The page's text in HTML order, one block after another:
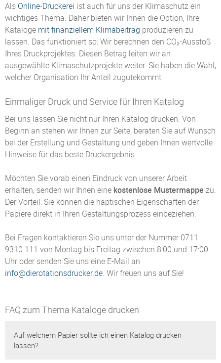
Als Online-Druckerei ist auch für uns der Klimaschutz ein
wichtiges Thema. Daher bieten wir Ihnen die Option, Ihre
Kataloge mit finanziellem Klimabeitrag produzieren zu
lassen. Das funktioniert so: Wir berechnen den CO₂-Ausstoß
Ihres Druckprojektes. Diesen Betrag leiten wir an
ausgewählte Klimaschutzprojekte weiter. Sie haben die Wahl,
welcher Organisation Ihr Anteil zugutekommt.
Einmaliger Druck und Service für Ihren Katalog
Bei uns lassen Sie nicht nur Ihren Katalog drucken. Von
Beginn an stehen wir Ihnen zur Seite, beraten Sie auf Wunsch
bei der Erstellung und Gestaltung und geben Ihnen wertvolle
Hinweise für das beste Druckergebnis.
Möchten Sie vorab einen Eindruck von unserer Arbeit
erhalten, senden wir Ihnen eine kostenlose Mustermappe zu.
Der Vorteil: Sie können die haptischen Eigenschaften der
Papiere direkt in Ihren Gestaltungsprozess einbeziehen.
Bei Fragen kontaktieren Sie uns unter der Nummer 0711
9310 111 von Montag bis Freitag zwischen 8:00 und 17:00
Uhr oder senden Sie uns eine E-Mail an
info@dierotationsdrucker.de. Wir freuen uns auf Sie!
FAQ zum Thema Kataloge drucken
Auf welchem Papier sollte ich einen Katalog drucken
lassen?